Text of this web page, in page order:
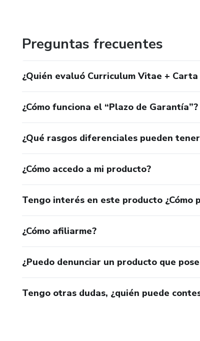
Preguntas frecuentes
¿Quién evaluó Curriculum Vitae +
¿Cómo funciona el “Plazo de Garantía”?
¿Qué rasgos diferenciales pueden
¿Cómo accedo a mi producto?
Tengo interés en este producto ¿Cómo
¿Cómo afiliarme?
¿Puedo denunciar un producto que
Tengo otras dudas, ¿quién puede